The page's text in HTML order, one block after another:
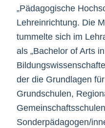
„Pädagogische
Lehreinrichtung. Die
tummelte sich im
als „Bachelor of Arts in
der die Grundlagen
Grundschulen,
Sonderpädagogen/